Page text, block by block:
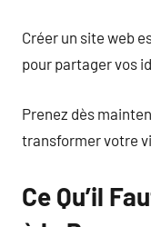
Créer un site web
pour partager vos
Prenez dès
transformer votre
Ce Qu’il